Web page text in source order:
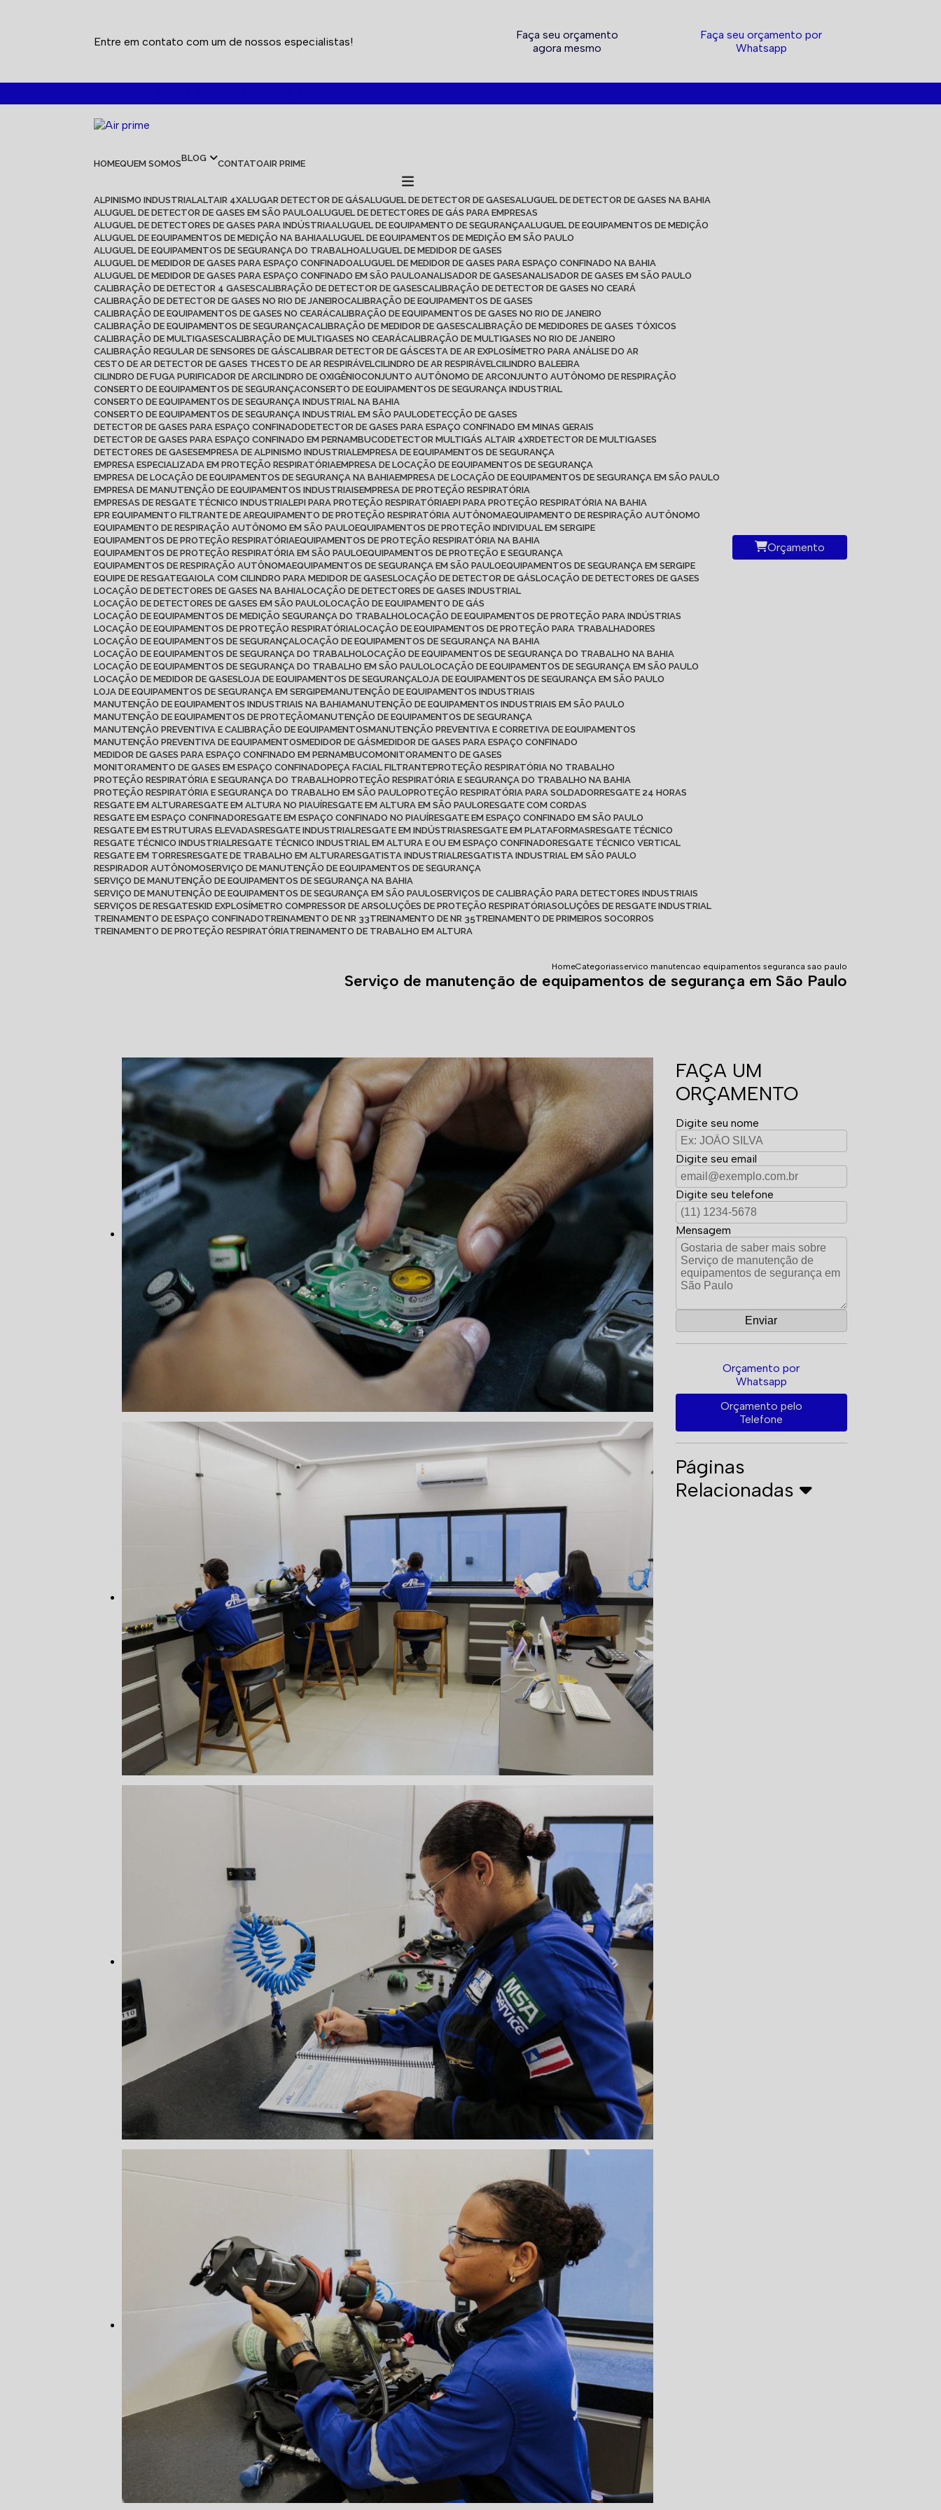
Entre em contato com um de nossos especialistas!
Faça seu orçamento
agora mesmo
Faça seu orçamento por
Whatsapp
HOME QUEM SOMOS BLOG CONTATO AIR PRIME
ALPINISMO INDUSTRIAL ALTAIR 4X ALUGAR DETECTOR DE GÁS ALUGUEL DE DETECTOR DE GASES ALUGUEL DE DETECTOR DE GASES NA BAHIA
ALUGUEL DE DETECTOR DE GASES EM SÃO PAULO ALUGUEL DE DETECTORES DE GÁS PARA EMPRESAS
ALUGUEL DE DETECTORES DE GASES PARA INDÚSTRIA ALUGUEL DE EQUIPAMENTO DE SEGURANÇA ALUGUEL DE EQUIPAMENTOS DE MEDIÇÃO
ALUGUEL DE EQUIPAMENTOS DE MEDIÇÃO NA BAHIA ALUGUEL DE EQUIPAMENTOS DE MEDIÇÃO EM SÃO PAULO
ALUGUEL DE EQUIPAMENTOS DE SEGURANÇA DO TRABALHO ALUGUEL DE MEDIDOR DE GASES
ALUGUEL DE MEDIDOR DE GASES PARA ESPAÇO CONFINADO ALUGUEL DE MEDIDOR DE GASES PARA ESPAÇO CONFINADO NA BAHIA
ALUGUEL DE MEDIDOR DE GASES PARA ESPAÇO CONFINADO EM SÃO PAULO ANALISADOR DE GASES ANALISADOR DE GASES EM SÃO PAULO
CALIBRAÇÃO DE DETECTOR 4 GASES CALIBRAÇÃO DE DETECTOR DE GASES CALIBRAÇÃO DE DETECTOR DE GASES NO CEARÁ
CALIBRAÇÃO DE DETECTOR DE GASES NO RIO DE JANEIRO CALIBRAÇÃO DE EQUIPAMENTOS DE GASES
CALIBRAÇÃO DE EQUIPAMENTOS DE GASES NO CEARÁ CALIBRAÇÃO DE EQUIPAMENTOS DE GASES NO RIO DE JANEIRO
CALIBRAÇÃO DE EQUIPAMENTOS DE SEGURANÇA CALIBRAÇÃO DE MEDIDOR DE GASES CALIBRAÇÃO DE MEDIDORES DE GASES TÓXICOS
CALIBRAÇÃO DE MULTIGASES CALIBRAÇÃO DE MULTIGASES NO CEARÁ CALIBRAÇÃO DE MULTIGASES NO RIO DE JANEIRO
CALIBRAÇÃO REGULAR DE SENSORES DE GÁS CALIBRAR DETECTOR DE GÁS CESTA DE AR EXPLOSÍMETRO PARA ANÁLISE DO AR
CESTO DE AR DETECTOR DE GASES TH CESTO DE AR RESPIRÁVEL CILINDRO DE AR RESPIRÁVEL CILINDRO BALEEIRA
CILINDRO DE FUGA PURIFICADOR DE AR CILINDRO DE OXIGÊNIO CONJUNTO AUTÔNOMO DE AR CONJUNTO AUTÔNOMO DE RESPIRAÇÃO
CONSERTO DE EQUIPAMENTOS DE SEGURANÇA CONSERTO DE EQUIPAMENTOS DE SEGURANÇA INDUSTRIAL
CONSERTO DE EQUIPAMENTOS DE SEGURANÇA INDUSTRIAL NA BAHIA
CONSERTO DE EQUIPAMENTOS DE SEGURANÇA INDUSTRIAL EM SÃO PAULO DETECÇÃO DE GASES
DETECTOR DE GASES PARA ESPAÇO CONFINADO DETECTOR DE GASES PARA ESPAÇO CONFINADO EM MINAS GERAIS
DETECTOR DE GASES PARA ESPAÇO CONFINADO EM PERNAMBUCO DETECTOR MULTIGÁS ALTAIR 4XR DETECTOR DE MULTIGASES
DETECTORES DE GASES EMPRESA DE ALPINISMO INDUSTRIAL EMPRESA DE EQUIPAMENTOS DE SEGURANÇA
EMPRESA ESPECIALIZADA EM PROTEÇÃO RESPIRATÓRIA EMPRESA DE LOCAÇÃO DE EQUIPAMENTOS DE SEGURANÇA
EMPRESA DE LOCAÇÃO DE EQUIPAMENTOS DE SEGURANÇA NA BAHIA EMPRESA DE LOCAÇÃO DE EQUIPAMENTOS DE SEGURANÇA EM SÃO PAULO
EMPRESA DE MANUTENÇÃO DE EQUIPAMENTOS INDUSTRIAIS EMPRESA DE PROTEÇÃO RESPIRATÓRIA
EMPRESAS DE RESGATE TÉCNICO INDUSTRIAL EPI PARA PROTEÇÃO RESPIRATÓRIA EPI PARA PROTEÇÃO RESPIRATÓRIA NA BAHIA
EPR EQUIPAMENTO FILTRANTE DE AR EQUIPAMENTO DE PROTEÇÃO RESPIRATÓRIA AUTÔNOMA EQUIPAMENTO DE RESPIRAÇÃO AUTÔNOMO
EQUIPAMENTO DE RESPIRAÇÃO AUTÔNOMO EM SÃO PAULO EQUIPAMENTOS DE PROTEÇÃO INDIVIDUAL EM SERGIPE
EQUIPAMENTOS DE PROTEÇÃO RESPIRATÓRIA EQUIPAMENTOS DE PROTEÇÃO RESPIRATÓRIA NA BAHIA
EQUIPAMENTOS DE PROTEÇÃO RESPIRATÓRIA EM SÃO PAULO EQUIPAMENTOS DE PROTEÇÃO E SEGURANÇA
EQUIPAMENTOS DE RESPIRAÇÃO AUTÔNOMA EQUIPAMENTOS DE SEGURANÇA EM SÃO PAULO EQUIPAMENTOS DE SEGURANÇA EM SERGIPE
EQUIPE DE RESGATE
GAIOLA COM CILINDRO PARA MEDIDOR DE GASES LOCAÇÃO DE DETECTOR DE GÁS LOCAÇÃO DE DETECTORES DE GASES
LOCAÇÃO DE DETECTORES DE GASES NA BAHIA LOCAÇÃO DE DETECTORES DE GASES INDUSTRIAL
LOCAÇÃO DE DETECTORES DE GASES EM SÃO PAULO LOCAÇÃO DE EQUIPAMENTO DE GÁS
LOCAÇÃO DE EQUIPAMENTOS DE MEDIÇÃO SEGURANÇA DO TRABALHO LOCAÇÃO DE EQUIPAMENTOS DE PROTEÇÃO PARA INDÚSTRIAS
LOCAÇÃO DE EQUIPAMENTOS DE PROTEÇÃO RESPIRATÓRIA LOCAÇÃO DE EQUIPAMENTOS DE PROTEÇÃO PARA TRABALHADORES
LOCAÇÃO DE EQUIPAMENTOS DE SEGURANÇA LOCAÇÃO DE EQUIPAMENTOS DE SEGURANÇA NA BAHIA
LOCAÇÃO DE EQUIPAMENTOS DE SEGURANÇA DO TRABALHO LOCAÇÃO DE EQUIPAMENTOS DE SEGURANÇA DO TRABALHO NA BAHIA
LOCAÇÃO DE EQUIPAMENTOS DE SEGURANÇA DO TRABALHO EM SÃO PAULO LOCAÇÃO DE EQUIPAMENTOS DE SEGURANÇA EM SÃO PAULO
LOCAÇÃO DE MEDIDOR DE GASES LOJA DE EQUIPAMENTOS DE SEGURANÇA LOJA DE EQUIPAMENTOS DE SEGURANÇA EM SÃO PAULO
LOJA DE EQUIPAMENTOS DE SEGURANÇA EM SERGIPE
MANUTENÇÃO DE EQUIPAMENTOS INDUSTRIAIS
MANUTENÇÃO DE EQUIPAMENTOS INDUSTRIAIS NA BAHIA
MANUTENÇÃO DE EQUIPAMENTOS INDUSTRIAIS EM SÃO PAULO
MANUTENÇÃO DE EQUIPAMENTOS DE PROTEÇÃO
MANUTENÇÃO DE EQUIPAMENTOS DE SEGURANÇA
MANUTENÇÃO PREVENTIVA E CALIBRAÇÃO DE EQUIPAMENTOS
MANUTENÇÃO PREVENTIVA E CORRETIVA DE EQUIPAMENTOS
MANUTENÇÃO PREVENTIVA DE EQUIPAMENTOS
MEDIDOR DE GÁS
MEDIDOR DE GASES PARA ESPAÇO CONFINADO
MEDIDOR DE GASES PARA ESPAÇO CONFINADO EM PERNAMBUCO
MONITORAMENTO DE GASES
MONITORAMENTO DE GASES EM ESPAÇO CONFINADO PEÇA FACIAL FILTRANTE PROTEÇÃO RESPIRATÓRIA NO TRABALHO
PROTEÇÃO RESPIRATÓRIA E SEGURANÇA DO TRABALHO PROTEÇÃO RESPIRATÓRIA E SEGURANÇA DO TRABALHO NA BAHIA
PROTEÇÃO RESPIRATÓRIA E SEGURANÇA DO TRABALHO EM SÃO PAULO PROTEÇÃO RESPIRATÓRIA PARA SOLDADOR RESGATE 24 HORAS
RESGATE EM ALTURA RESGATE EM ALTURA NO PIAUÍ RESGATE EM ALTURA EM SÃO PAULO RESGATE COM CORDAS
RESGATE EM ESPAÇO CONFINADO RESGATE EM ESPAÇO CONFINADO NO PIAUÍ RESGATE EM ESPAÇO CONFINADO EM SÃO PAULO
RESGATE EM ESTRUTURAS ELEVADAS RESGATE INDUSTRIAL RESGATE EM INDÚSTRIAS RESGATE EM PLATAFORMAS RESGATE TÉCNICO
RESGATE TÉCNICO INDUSTRIAL RESGATE TÉCNICO INDUSTRIAL EM ALTURA E OU EM ESPAÇO CONFINADO RESGATE TÉCNICO VERTICAL
RESGATE EM TORRES RESGATE DE TRABALHO EM ALTURA RESGATISTA INDUSTRIAL RESGATISTA INDUSTRIAL EM SÃO PAULO
RESPIRADOR AUTÔNOMO SERVIÇO DE MANUTENÇÃO DE EQUIPAMENTOS DE SEGURANÇA
SERVIÇO DE MANUTENÇÃO DE EQUIPAMENTOS DE SEGURANÇA NA BAHIA
SERVIÇO DE MANUTENÇÃO DE EQUIPAMENTOS DE SEGURANÇA EM SÃO PAULO SERVIÇOS DE CALIBRAÇÃO PARA DETECTORES INDUSTRIAIS
SERVIÇOS DE RESGATE SKID EXPLOSÍMETRO COMPRESSOR DE AR SOLUÇÕES DE PROTEÇÃO RESPIRATÓRIA SOLUÇÕES DE RESGATE INDUSTRIAL
TREINAMENTO DE ESPAÇO CONFINADO
TREINAMENTO DE NR 33 TREINAMENTO DE NR 35
TREINAMENTO DE PRIMEIROS SOCORROS
TREINAMENTO DE PROTEÇÃO RESPIRATÓRIA
TREINAMENTO DE TRABALHO EM ALTURA
Orçamento
HomeCategoriasservico manutencao equipamentos seguranca sao paulo
Serviço de manutenção de equipamentos de segurança em São Paulo
FAÇA UM
ORÇAMENTO
Digite seu nome
Digite seu email
Digite seu telefone
Mensagem
Orçamento por
Whatsapp
Orçamento pelo
Telefone
Páginas
Relacionadas